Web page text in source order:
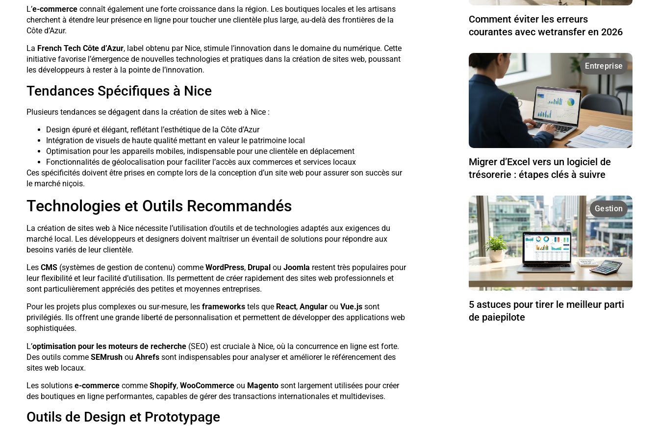
L’e-commerceconnaît également une forte croissance dans la région. Les boutiques locales et les artisans
cherchent à étendre leur présence en ligne pour toucher une clientèle plus large, au-delà des frontières de la
Côte d’Azur.
La French Tech Côte d’Azur, label obtenu par Nice, stimule l’innovation dans le domaine du numérique. Cette
initiative favorise l’émergence de nouvelles technologies et pratiques dans la création de sites web, poussant
les développeurs à rester à la pointe de l’innovation.
Tendances Spécifiques à Nice
Plusieurs tendances se dégagent dans la création de sites web à Nice :
Design épuré et élégant, reflétant l’esthétique de la Côte d’Azur
Intégration de visuels de haute qualité mettant en valeur le patrimoine local
Optimisation pour les appareils mobiles, indispensable pour une clientèle en déplacement
Fonctionnalités de géolocalisation pour faciliter l’accès aux commerces et services locaux
Ces spécificités doivent être prises en compte lors de la conception d’un site web pour assurer son succès sur
le marché niçois.
Technologies et Outils Recommandés
La création de sites web à Nice nécessite l’utilisation d’outils et de technologies adaptés aux exigences du
marché local. Les développeurs et designers doivent maîtriser un éventail de solutions pour répondre aux
besoins variés de leur clientèle.
Les CMS(systèmes de gestion de contenu) comme WordPress, Drupalou Joomla restent très populaires pour
leur flexibilité et leur facilité d’utilisation. Ils permettent de créer rapidement des sites web professionnels et
sont particulièrement appréciés des petites et moyennes entreprises.
Pour les projets plus complexes ou sur-mesure, les frameworkstels que React, Angularou Vue.jssont
privilégiés. Ils offrent une grande liberté de personnalisation et permettent de développer des applications web
sophistiquées.
L’optimisation pour les moteurs de recherche(SEO) est cruciale à Nice, où la concurrence en ligne est forte.
Des outils comme SEMrushou Ahrefssont indispensables pour analyser et améliorer le référencement des
sites web locaux.
Les solutions e-commercecomme Shopify, WooCommerceou Magentosont largement utilisées pour créer
des boutiques en ligne performantes, capables de gérer des transactions internationales et multidevises.
Outils de Design et Prototypage
Comment éviter les erreurs
courantes avec wetransfer en 2026
Entreprise
Migrer d’Excel vers un logiciel de
trésorerie : étapes clés à suivre
Gestion
5 astuces pour tirer le meilleur parti
de paiepilote